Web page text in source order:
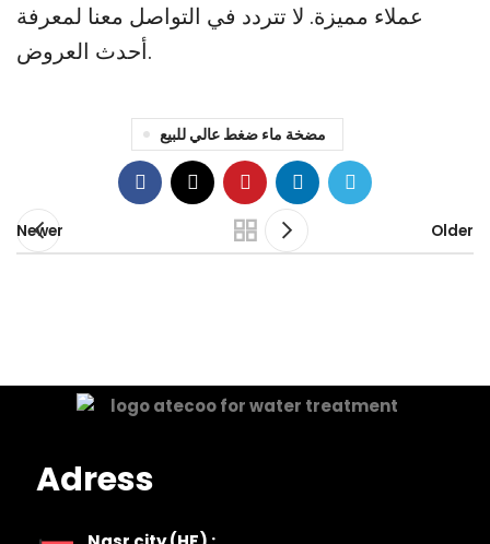
عملاء مميزة. لا تتردد في التواصل معنا لمعرفة
أحدث العروض.
مضخة ماء ضغط عالي للبيع
Newer Older
Adress